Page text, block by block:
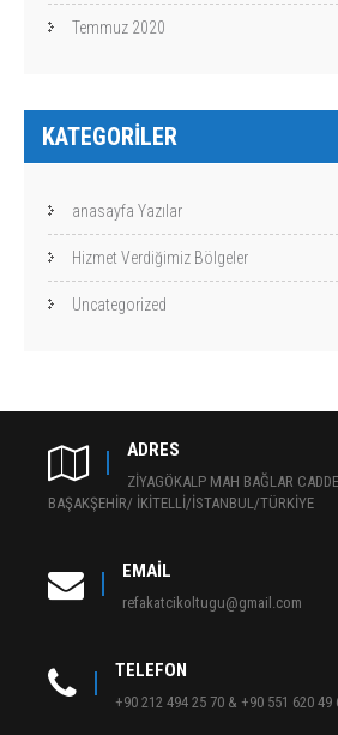
Temmuz 2020
KATEGORILER
anasayfa Yazılar
Hizmet Verdiğimiz Bölgeler
Uncategorized
ADRES
ZİYAGÖKALP MAH BAĞLAR
BAŞAKŞEHİR/ İKİTELLİ/İSTANBUL/TÜRKİYE
EMAIL
refakatcikoltugu@gmail.com
TELEFON
+90 212 494 25 70 & +90 551 620 49